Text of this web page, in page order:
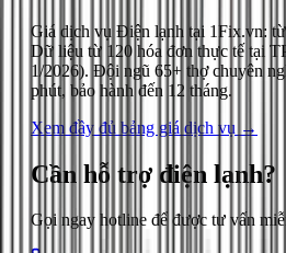
Giá dịch vụ Điện lạnh tại 1Fix.vn: từ
Dữ liệu từ 120 hóa đơn thực tế tại
1/2026). Đội ngũ 65+ thợ chuyên
phút, bảo hành đến 12 tháng.
Xem đầy đủ bảng giá dịch vụ →
Cần hỗ trợ điện lạnh?
Gọi ngay hotline để được tư vấn